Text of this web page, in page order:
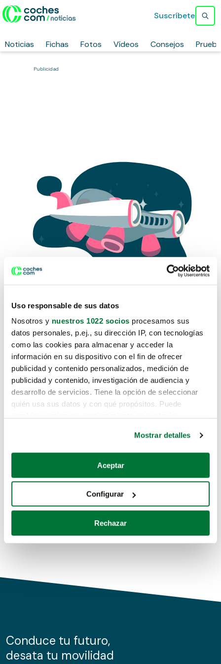
Uso responsable de sus datos
Nosotros y nuestros 1022 socios procesamos sus
datos personales, p.ej., su dirección IP, con tecnologías
como las cookies para almacenar y acceder la
información en su dispositivo con el fin de ofrecer
publicidad y contenido personalizados, medición de
publicidad y contenido, investigación de audiencia y
desarrollo de servicios. Tiene la opción de seleccionar
quién usa sus datos y con qué propósitos. Puede
Si lo permite, también quisiéramos:
Recopilar información sobre su ubicación geográfica
Identificar su dispositivo analizándolo activamente
para buscar características específicas (huellas
Obtenga más información sobre cómo se procesan sus
de cookies.
información sobre el uso que haga del sitio web con
nuestros partners de redes sociales, publicidad y análisis
Mostrar detalles
Aceptar
Configurar
Rechazar
Noticias Fichas Fotos Vídeos Consejos
Suscríbete
Publicidad
Lo sentimos, no sabemos como
te hemos traido hasta aquí.
Pero puedes encontrar el coche que estás
buscando en alguno de estos enlaces:
Coches de segunda mano
Coches de km0
Conduce tu futuro,
desata tu movilidad